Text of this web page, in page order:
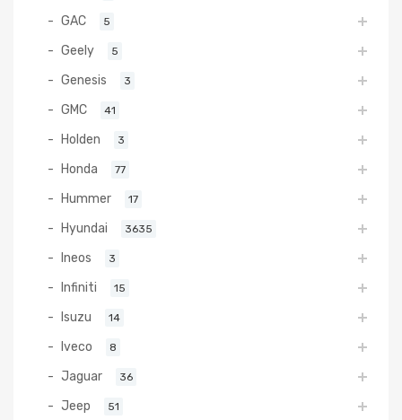
GAC 5
Geely 5
Genesis 3
GMC 41
Holden 3
Honda 77
Hummer 17
Hyundai 3635
Ineos 3
Infiniti 15
Isuzu 14
Iveco 8
Jaguar 36
Jeep 51